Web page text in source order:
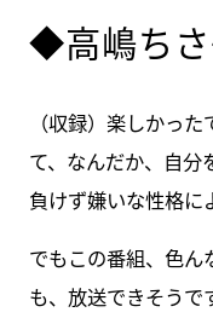
◆高嶋ちさ
（収録）楽しかっ
て、なんだか、自分
負けず嫌いな性格に
でもこの番組、色ん
も、放送できそう